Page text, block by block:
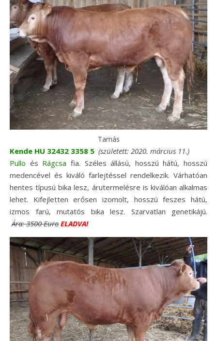
Tamás
Kende HU 32432 3358 5 (született: 2020. március 11.)
Pullo és Rágcsa fia. Széles állású, hosszú hátú, hosszú
medencével és kiváló farlejtéssel rendelkezik. Várhatóan
hentes típusú bika lesz, árutermelésre is kiválóan alkalmas
lehet. Kifejletten erősen izomolt, hosszú feszes hátú,
izmos farú, mutatós bika lesz. Szarvatlan genetikájú.
Ára: 3500 Euro ELADVA!